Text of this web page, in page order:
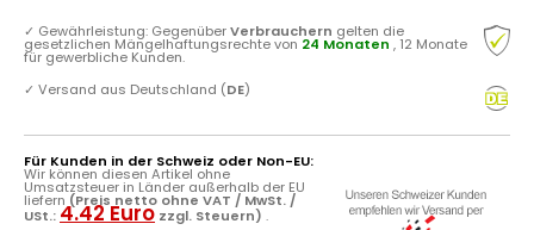
✓ Gewährleistung: GegenüberVerbrauchern gelten die
gesetzlichen Mängelhaftungsrechte von 24 Monaten , 12 Monate
für gewerbliche Kunden.
✓ Versand aus Deutschland (DE)
Für Kunden in der Schweiz oder Non-EU:
Wir können diesen Artikel ohne
Umsatzsteuer in Länder außerhalb der EU
liefern (Preis netto ohne VAT / MwSt. /
USt.: 4.42 Euro zzgl. Steuern) .